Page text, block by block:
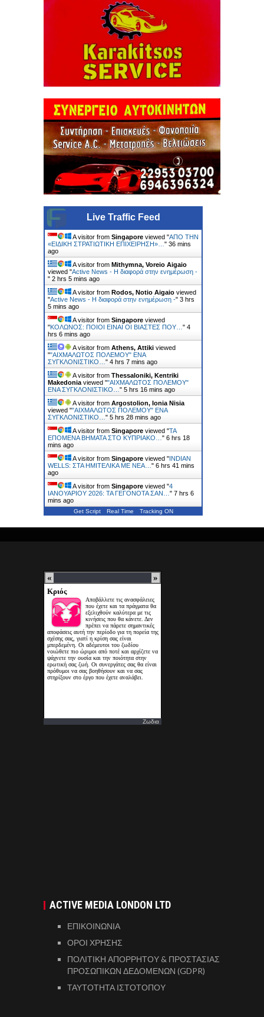
Live Traffic Feed
A visitor from Singapore viewed "ΑΠΟ ΤΗΝ
«ΕΙΔΙΚΗ ΣΤΡΑΤΙΩΤΙΚΗ ΕΠΙΧΕΙΡΗΣΗ»… " 36 mins
ago
A visitor from Mithymna, Voreio Aigaio
viewed "Active News - Η διαφορά στην ενημέρωση -
" 2 hrs 5 mins ago
A visitor from Rodos, Notio Aigaio viewed
"Active News - Η διαφορά στην ενημέρωση -" 3 hrs
5 mins ago
A visitor from Singapore viewed
"ΚΟΛΩΝΟΣ: ΠΟΙΟΙ ΕΙΝΑΙ ΟΙ ΒΙΑΣΤΕΣ ΠΟΥ… " 4
hrs 6 mins ago
A visitor from Athens, Attiki viewed
""ΑΙΧΜΑΛΩΤΟΣ ΠΟΛΕΜΟΥ" ΕΝΑ
ΣΥΓΚΛΟΝΙΣΤΙΚΟ… " 4 hrs 7 mins ago
A visitor from Thessaloniki, Kentriki
Makedonia viewed ""ΑΙΧΜΑΛΩΤΟΣ ΠΟΛΕΜΟΥ"
ΕΝΑ ΣΥΓΚΛΟΝΙΣΤΙΚΟ… " 5 hrs 16 mins ago
A visitor from Argostolion, Ionia Nisia
viewed ""ΑΙΧΜΑΛΩΤΟΣ ΠΟΛΕΜΟΥ" ΕΝΑ
ΣΥΓΚΛΟΝΙΣΤΙΚΟ… " 5 hrs 28 mins ago
A visitor from Singapore viewed "ΤΑ
ΕΠΟΜΕΝΑ ΒΗΜΑΤΑ ΣΤΟ ΚΥΠΡΙΑΚΟ… " 6 hrs 18
mins ago
A visitor from Singapore viewed " INDIAN
WELLS: ΣΤΑ ΗΜΙΤΕΛΙΚΑ ΜΕ ΝΕΑ… " 6 hrs 41 mins
ago
A visitor from Singapore viewed "4
ΙΑΝΟΥΑΡΙΟΥ 2026: ΤΑ ΓΕΓΟΝΟΤΑ ΣΑΝ… " 7 hrs 6
mins ago
Get Script Real Time Tracking ON
Ζωδια
ACTIVE MEDIA LONDON LTD
ΕΠΙΚΟΙΝΩΝΙΑ
ΟΡΟΙ ΧΡΗΣΗΣ
ΠΟΛΙΤΙΚΗ ΑΠΟΡΡΗΤΟΥ & ΠΡΟΣΤΑΣΙΑΣ
ΠΡΟΣΩΠΙΚΩΝ ΔΕΔΟΜΕΝΩΝ (GDPR)
ΤΑΥΤΟΤΗΤΑ ΙΣΤΟΤΟΠΟΥ